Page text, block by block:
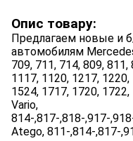
Опис товару:
Предлагаем новые и
автомобилям
709, 711, 714, 809,
1117, 1120, 1217,
1524, 1717, 1720,
Vario,
814-,817-,818-,917-
Atego, 811-,814-,817-